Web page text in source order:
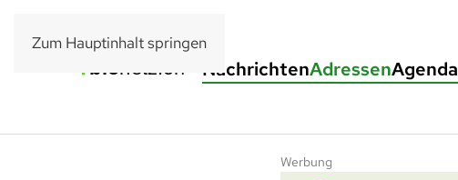
Zum Hauptinhalt springen
NachrichtenAdressenAgenda
Werbung